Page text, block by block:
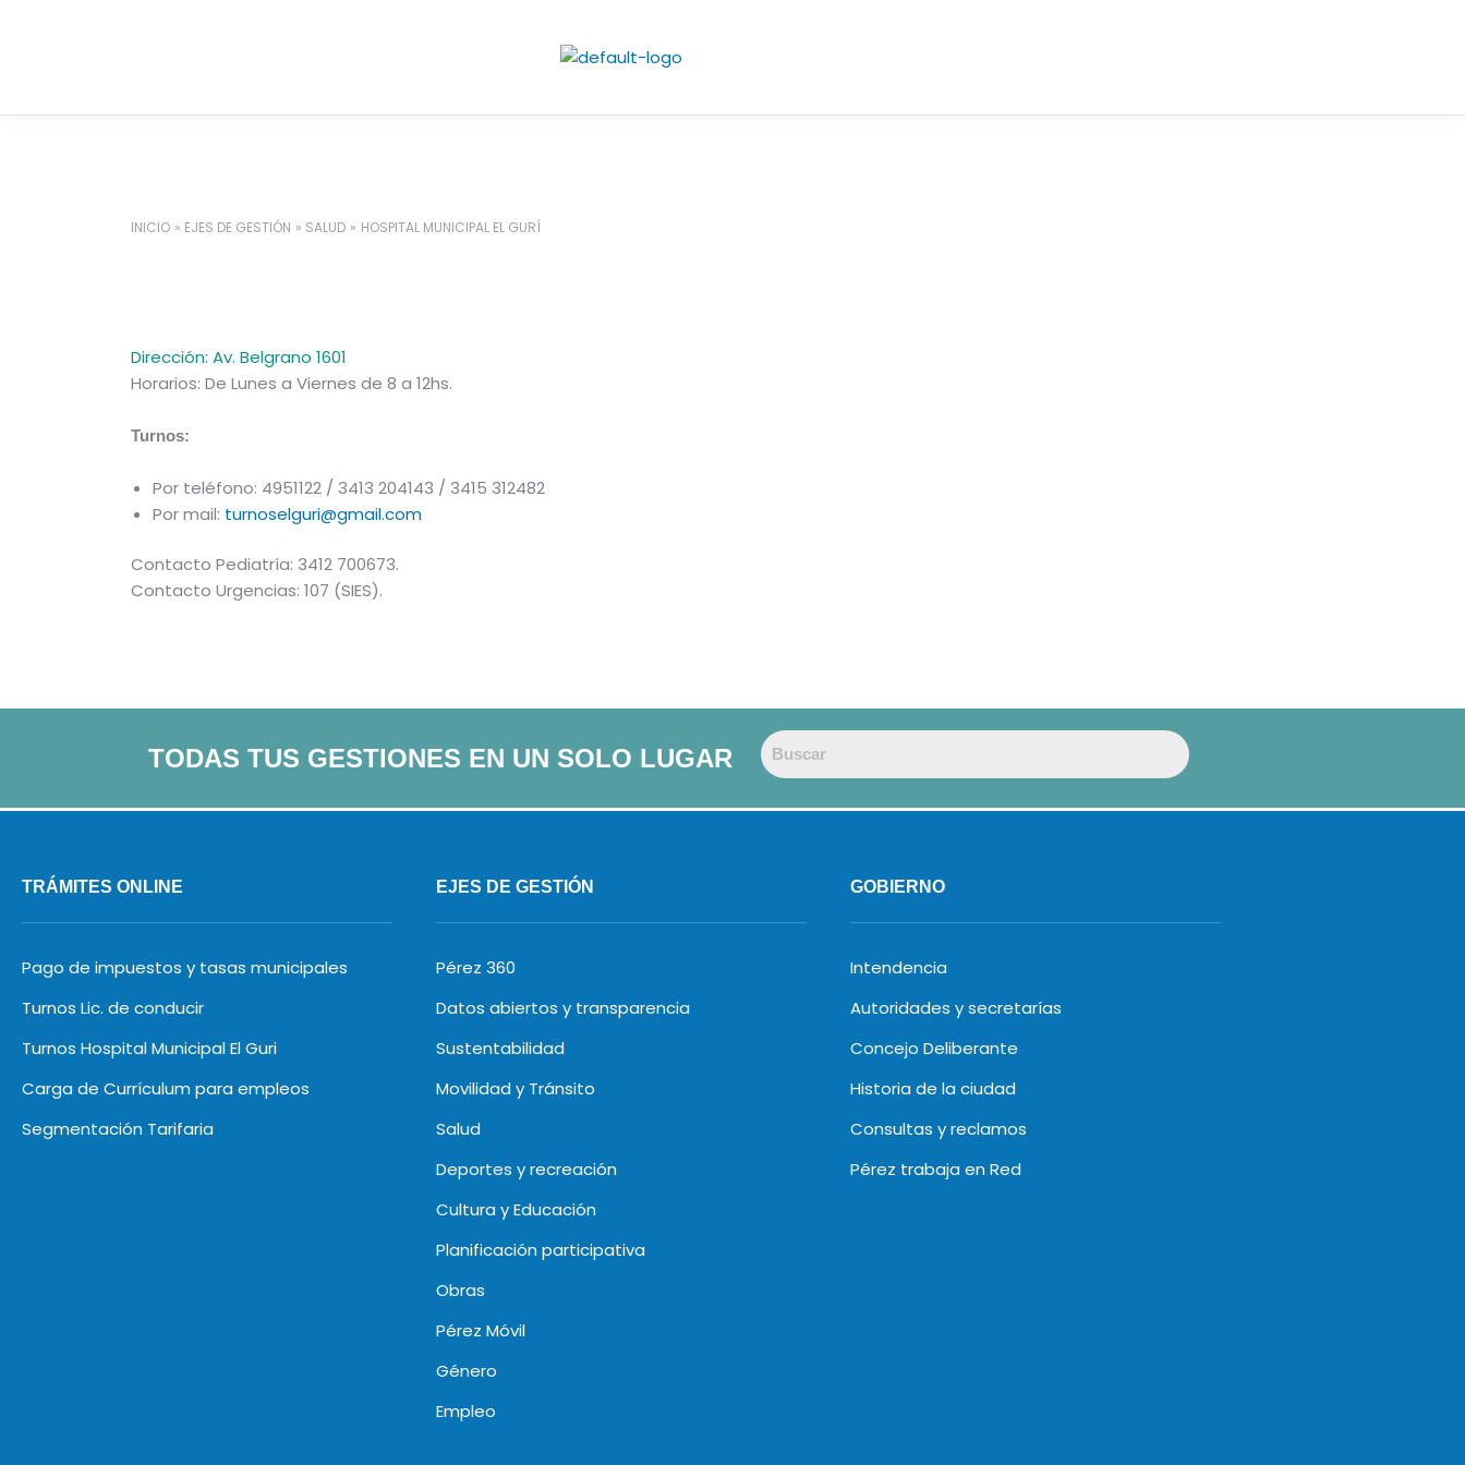
INICIO EJES DE GESTIÓN SALUD HOSPITAL MUNICIPAL EL GURÍ
Dirección: Av. Belgrano 1601
Horarios: De Lunes a Viernes de 8 a 12hs.
Turnos:
Por teléfono: 4951122 / 3413 204143 / 3415 312482
Por mail: turnoselguri@gmail.com
Contacto Pediatría: 3412 700673.
Contacto Urgencias: 107 (SIES).
TODAS TUS GESTIONES EN UN SOLO LUGAR
TRÁMITES ONLINE
Pago de impuestos y tasas municipales
Turnos Lic. de conducir
Turnos Hospital Municipal El Guri
Carga de Currículum para empleos
Segmentación Tarifaria
EJES DE GESTIÓN
Pérez 360
Datos abiertos y transparencia
Sustentabilidad
Movilidad y Tránsito
Salud
Deportes y recreación
Cultura y Educación
Planificación participativa
Obras
Pérez Móvil
Género
Empleo
GOBIERNO
Intendencia
Autoridades y secretarías
Concejo Deliberante
Historia de la ciudad
Consultas y reclamos
Pérez trabaja en Red